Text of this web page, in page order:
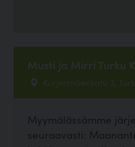
Musti ja Mirri Turku
Kurjenmäenkatu 3,
Myymälässämme
seuraavasti: